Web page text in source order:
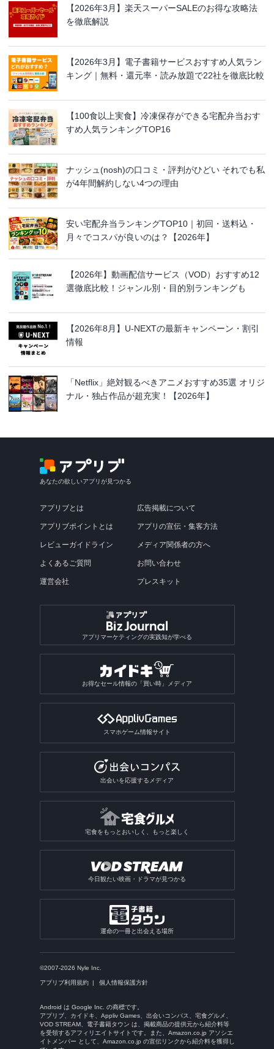
【2026年3月】楽天スーパーSALEのお得な攻略法
を徹底解説
【2026年3月】電子書籍サービスおすすめ人気ラン
キング｜無料・還元率・読み放題で22社を徹底比較
【100食以上実食】冷凍保存ができる宅配弁当おす
すめ人気ランキングTOP16
ナッシュ(nosh)の口コミ・評判がひどい それでも私
が4年間解約しない4つの理由
安い宅配弁当ランキングTOP10｜初回・送料込・
月々でコスパが良いのは？【2026年】
【2026年】動画配信サービス（VOD）おすすめ12
選徹底比較！ジャンル別・目的別ランキングも
【2026年8月】U-NEXTの最新キャンペーン・割引
情報
「Netflix」絶対観るべきアニメおすすめ35選 オリジ
ナル・独占作品が超充実！【2026年】
あなたの欲しいアプリが見つかる
アプリブとは
アプリブポイントとは
レビューガイドライン
よくあるご質問
運営会社
広告掲載について
アプリの宣伝・集客方法
メディア関係者の方へ
お問い合わせ
プレスキット
アプリマーケティングの実践知が学べる
お得なセール情報の「買い時」メディア
スマホゲーム情報サイト
出会いを応援するメディア
宅食をもっとおいしく、もっと楽しく
今日観たい映画・ドラマが見つかる
運命の一冊と出会える場所
©2007-2026 Nyle Inc.
アプリブ利用規約 個人情報保護方針
Android は Google Inc. の商標です。
アプリブ、カイドキ、Appliv Games、出会いコンパス、宅食グルメ、
VOD STREAM、電子書籍タウン は、掲載商品の提供元から紹介料等
を受領するアフィリエイトサイトです。また、Amazon.co.jp アソシエ
イトメンバー として、Amazon.co.jp の宣伝リンクから紹介料を獲得し